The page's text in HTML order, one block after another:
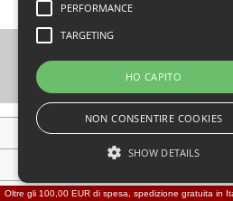
Note legali Spedizione e
Diritto di
Oltre gli 100,00 EUR di spesa, spedizione gratuita in
PERFORMANCE
TARGETING
HO CAPITO
NON CONSENTIRE COOKIES
SHOW DETAILS